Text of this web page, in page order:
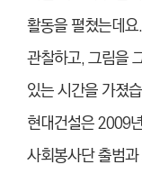
활동을 펼쳤는데
관찰하고, 그림을
있는 시간을 가졌
현대건설은 2009
사회봉사단 출범